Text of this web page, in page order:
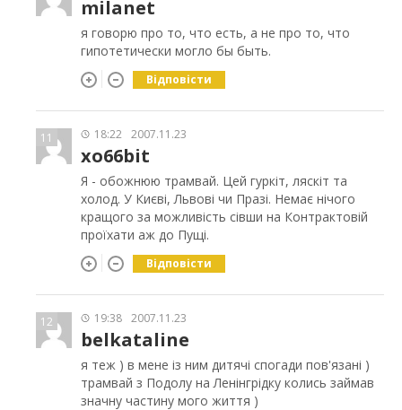
milanet
я говорю про то, что есть, а не про то, что
гипотетически могло бы быть.
Відповісти
11 18:22 2007.11.23
xo66bit
Я - обожнюю трамвай. Цей гуркіт, ляскіт та
холод. У Києві, Львові чи Празі. Немає нічого
кращого за можливість сівши на Контрактовій
проїхати аж до Пущі.
Відповісти
12 19:38 2007.11.23
belkataline
я теж ) в мене із ним дитячі спогади пов'язані )
трамвай з Подолу на Ленінгрідку колись займав
значну частину мого життя )